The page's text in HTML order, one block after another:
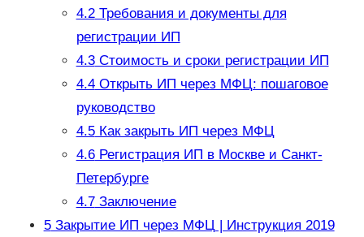
4.2Требования и документы для
регистрации ИП
4.3Стоимость и сроки регистрации ИП
4.4Открыть ИП через МФЦ: пошаговое
руководство
4.5Как закрыть ИП через МФЦ
4.6Регистрация ИП в Москве и Санкт-
Петербурге
4.7Заключение
5Закрытие ИП через МФЦ | Инструкция 2019